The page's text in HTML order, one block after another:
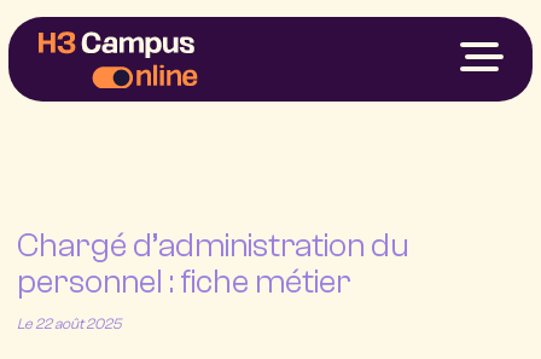
Nos Formations
Votre Projet
My H3
Nous contacter
Chargé d’administration du
personnel : fiche métier
Le 22 août 2025